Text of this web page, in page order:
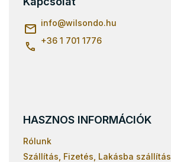
info@wilsondo.hu
+36 1 701 1776
HASZNOS INFORMÁCIÓK
Rólunk
Szállítás, Fizetés, Lakásba szállítás